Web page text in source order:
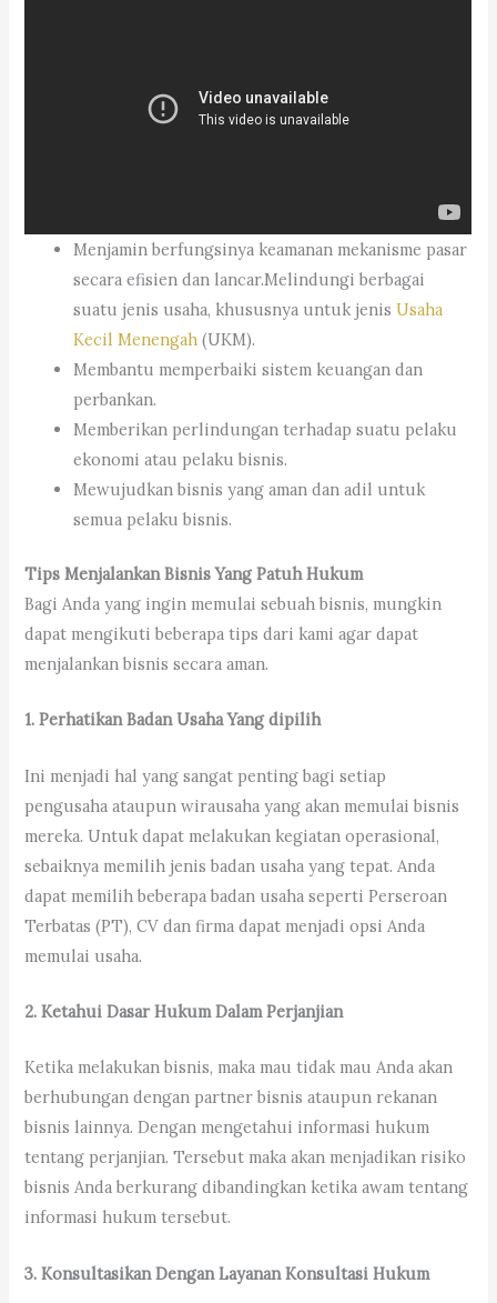
Menjamin berfungsinya keamanan mekanisme pasar
secara efisien dan lancar.Melindungi berbagai
suatu jenis usaha, khususnya untuk jenisUsaha
Kecil Menengah (UKM).
Membantu memperbaiki sistem keuangan dan
perbankan.
Memberikan perlindungan terhadap suatu pelaku
ekonomi atau pelaku bisnis.
Mewujudkan bisnis yang aman dan adil untuk
semua pelaku bisnis.
Tips Menjalankan Bisnis Yang Patuh Hukum
Bagi Anda yang ingin memulai sebuah bisnis, mungkin
dapat mengikuti beberapa tips dari kami agar dapat
menjalankan bisnis secara aman.
1. Perhatikan Badan Usaha Yang dipilih
Ini menjadi hal yang sangat penting bagi setiap
pengusaha ataupun wirausaha yang akan memulai bisnis
mereka. Untuk dapat melakukan kegiatan operasional,
sebaiknya memilih jenis badan usaha yang tepat. Anda
dapat memilih beberapa badan usaha seperti Perseroan
Terbatas (PT), CV dan firma dapat menjadi opsi Anda
memulai usaha.
2. Ketahui Dasar Hukum Dalam Perjanjian
Ketika melakukan bisnis, maka mau tidak mau Anda akan
berhubungan dengan partner bisnis ataupun rekanan
bisnis lainnya. Dengan mengetahui informasi hukum
tentang perjanjian. Tersebut maka akan menjadikan risiko
bisnis Anda berkurang dibandingkan ketika awam tentang
informasi hukum tersebut.
3. Konsultasikan Dengan Layanan Konsultasi Hukum